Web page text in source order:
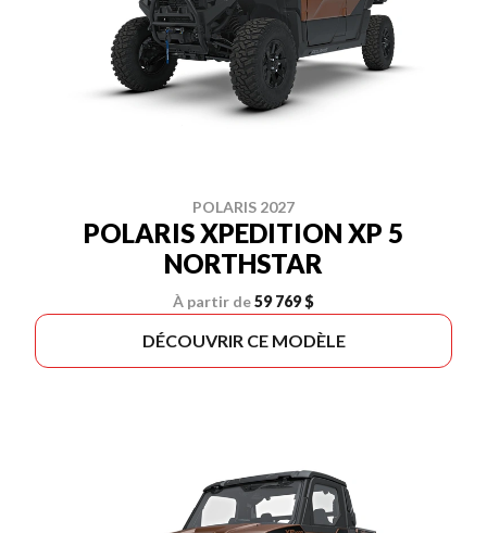
POLARIS 2027
POLARIS XPEDITION XP 5
NORTHSTAR
À partir de59 769 $
DÉCOUVRIR CE MODÈLE